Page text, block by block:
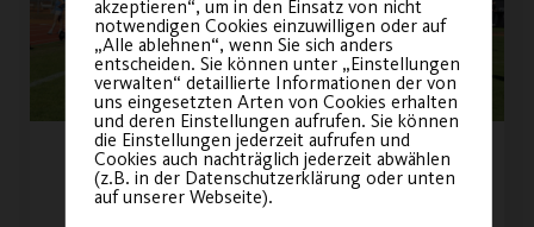
Post SV beim
akzeptieren“, um in den Einsatz von nicht
notwendigen Cookies einzuwilligen oder auf
„Alle ablehnen“, wenn Sie sich anders
entscheiden. Sie können unter „Einstellungen
verwalten“ detaillierte Informationen der von
uns eingesetzten Arten von Cookies erhalten
und deren Einstellungen aufrufen. Sie können
die Einstellungen jederzeit aufrufen und
Cookies auch nachträglich jederzeit abwählen
(z.B. in der Datenschutzerklärung oder unten
auf unserer Webseite).
unsere
Jubiläumsfeier!
Sei am am21. November
2026dabei und feiere